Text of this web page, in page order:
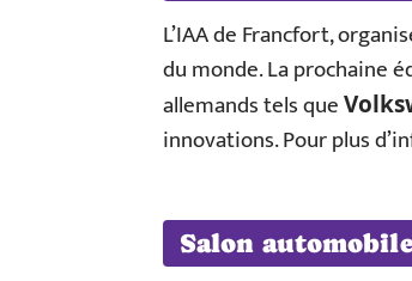
L’IAA de Francfort,
du monde. La prochaine
allemands tels que
innovations. Pour plus
Salon